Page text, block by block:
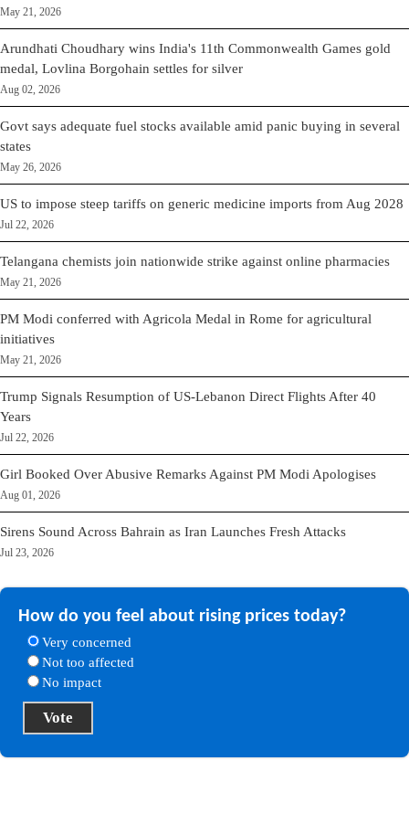
May 21, 2026
Arundhati Choudhary wins India's 11th Commonwealth Games gold
medal, Lovlina Borgohain settles for silver
Aug 02, 2026
Govt says adequate fuel stocks available amid panic buying in several
states
May 26, 2026
US to impose steep tariffs on generic medicine imports from Aug 2028
Jul 22, 2026
Telangana chemists join nationwide strike against online pharmacies
May 21, 2026
PM Modi conferred with Agricola Medal in Rome for agricultural
initiatives
May 21, 2026
Trump Signals Resumption of US-Lebanon Direct Flights After 40
Years
Jul 22, 2026
Girl Booked Over Abusive Remarks Against PM Modi Apologises
Aug 01, 2026
Sirens Sound Across Bahrain as Iran Launches Fresh Attacks
Jul 23, 2026
How do you feel about rising prices today?
Very concerned
Not too affected
No impact